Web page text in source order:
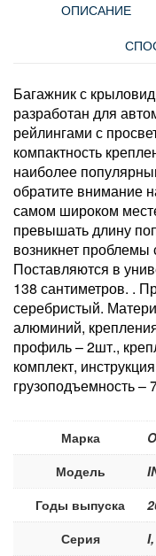
ОПИСАНИЕ
Багажник с
разработан для
рейлингами с
компактность
наиболее
обратите внимание
самом широком
превышать длину
возникнет проблемы
Поставляются в
138 сантиметров. .
серебристый.
алюминий,
профиль – 2шт.,
комплект,
грузоподъемность –
Марка
Модель
Годы выпуска
Серия